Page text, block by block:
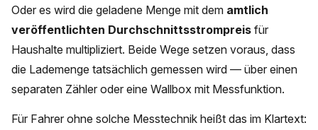
Oder es wird die geladene Menge mit dem amtlich
veröffentlichten Durchschnittsstrompreis für
Haushalte multipliziert. Beide Wege setzen voraus, dass
die Lademenge tatsächlich gemessen wird — über einen
separaten Zähler oder eine Wallbox mit Messfunktion.
Für Fahrer ohne solche Messtechnik heißt das im Klartext: